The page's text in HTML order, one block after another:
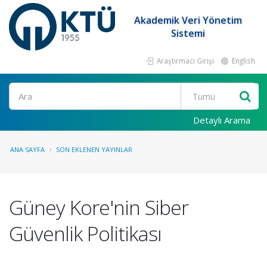
Akademik Veri Yönetim
Sistemi
Araştırmacı Girişi English
Ara
Detaylı Arama
ANA SAYFA SON EKLENEN YAYINLAR
Güney Kore'nin Siber
Güvenlik Politikası